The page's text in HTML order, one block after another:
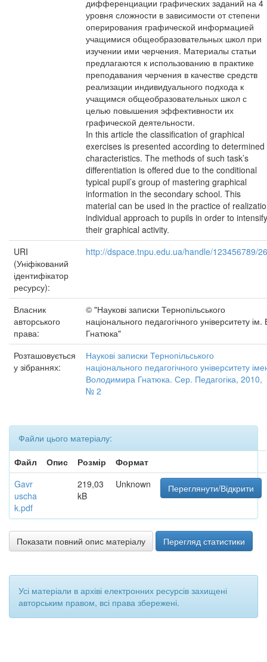
дифференциации графических заданий на 4
уровня сложности в зависимости от степени
оперирования графической информацией
учащимися общеобразовательных школ при
изучении ими черчения. Материалы статьи
предлагаются к использованию в практике
преподавания черчения в качестве средств
реализации индивидуального подхода к
учащимся общеобразовательных школ с
целью повышения эффективности их
графической деятельности.
In this article the classification of graphical
exercises is presented according to determined
characteristics. The methods of such task’s
differentiation is offered due to the conditional
typical pupil’s group of mastering graphical
information in the secondary school. This
material can be used in the practice of
individual approach to pupils in order to intensify
their graphical activity.
URI
(Уніфікований
ідентифікатор
ресурсу):
http://dspace.tnpu.edu.ua/handle/123456789/
Власник
авторського
права:
© "Наукові записки Тернопільського
національного педагогічного університету ім.
Гнатюка"
Розташовується
у зібраннях:
Наукові записки Тернопільського
національного педагогічного університету
Володимира Гнатюка. Сер. Педагогіка, 2010,
№ 2
Файли цього матеріалу:
Файл
Опис Розмір
Формат
Gavr
uscha
k.pdf
219,03
kB
Unknown Переглянути/Відкрити
Показати повний опис матеріалу Перегляд статистики
Усі матеріали в архіві електронних ресурсів захищені
авторським правом, всі права збережені.